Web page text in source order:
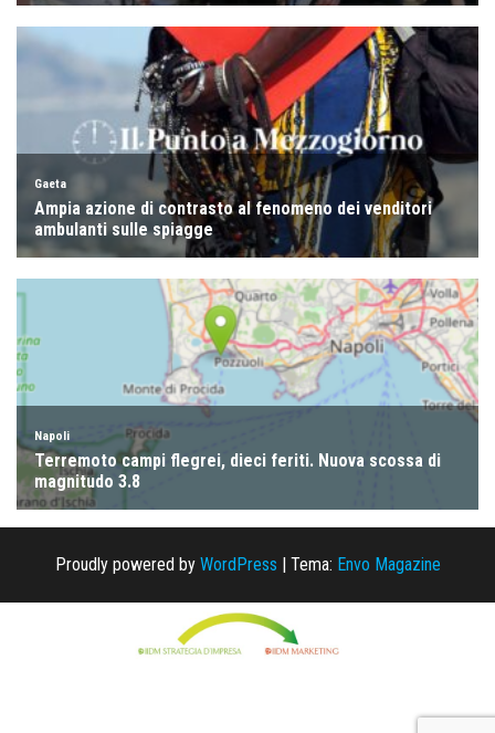
Proudly powered by WordPress Tema: Envo Magazine